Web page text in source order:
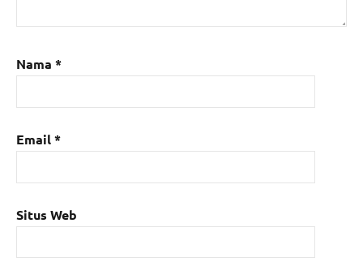
Nama *
Email*
Situs Web